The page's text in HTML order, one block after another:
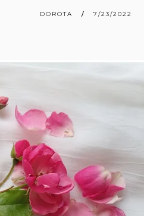
DOROTA 7/23/2022